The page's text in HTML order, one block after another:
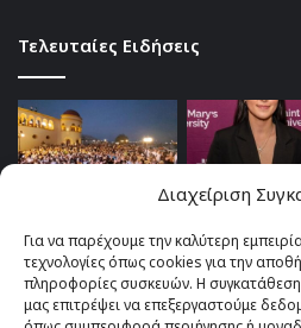
Διαχείριση
Για να παρέχουμε την καλύτερη
τεχνολογίες όπως cookies για την
πληροφορίες συσκευών. Η συγκατάθεση
μας επιτρέψει να επεξεργαστούμε
Τελευταίες Ειδήσεις